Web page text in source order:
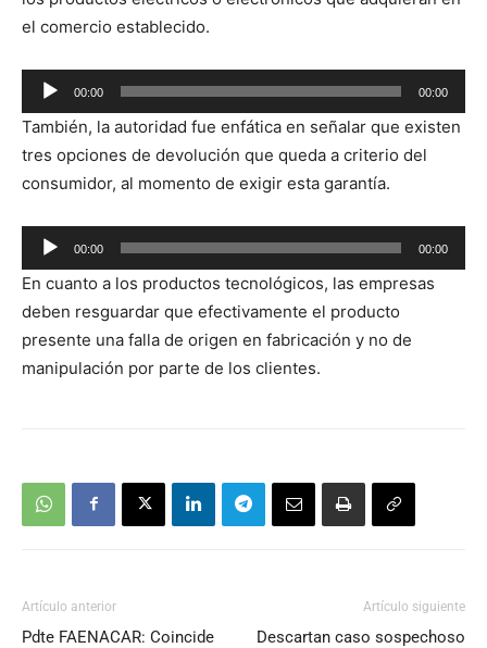
el comercio establecido.
Reproductor
de
audio
00:00 00:00
También, la autoridad fue enfática en señalar que existen
tres opciones de devolución que queda a criterio del
consumidor, al momento de exigir esta garantía.
Reproductor
de
audio
00:00 00:00
En cuanto a los productos tecnológicos, las empresas
deben resguardar que efectivamente el producto
presente una falla de origen en fabricación y no de
manipulación por parte de los clientes.
Artículo anterior
Pdte FAENACAR: Coincide
Artículo siguiente
Descartan caso sospechoso